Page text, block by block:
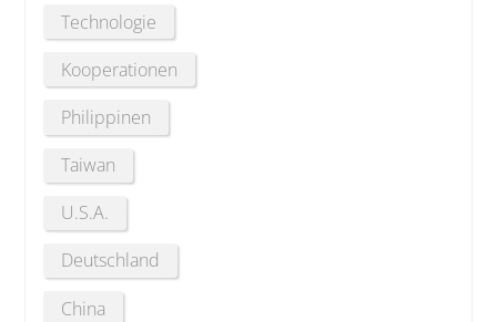
Technologie
Kooperationen
Philippinen
Taiwan
U.S.A.
Deutschland
China